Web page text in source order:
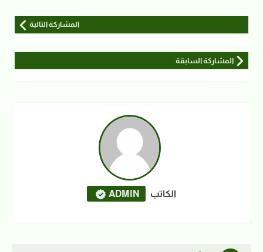
المشاركة التالية
المشاركة السابقة
الكاتب ADMIN